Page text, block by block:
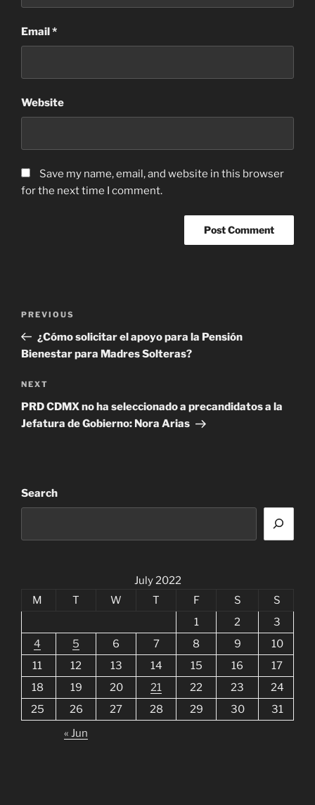
Email*
Website
Save my name, email, and website in this browser
for the next time I comment.
Previous
Post
PREVIOUS
¿Cómo solicitar el apoyo para la Pensión
Bienestar para Madres Solteras?
Next
Post
NEXT
PRD CDMX no ha seleccionado a precandidatos a la
Jefatura de Gobierno: Nora Arias
Search
July 2022
M
T W T F S
S
1
2
3
4
5 6 7 8 9
10
11
12 13 14 15 16
17
18
19 20 21 22 23
24
25
26 27 28 29 30
31
« Jun